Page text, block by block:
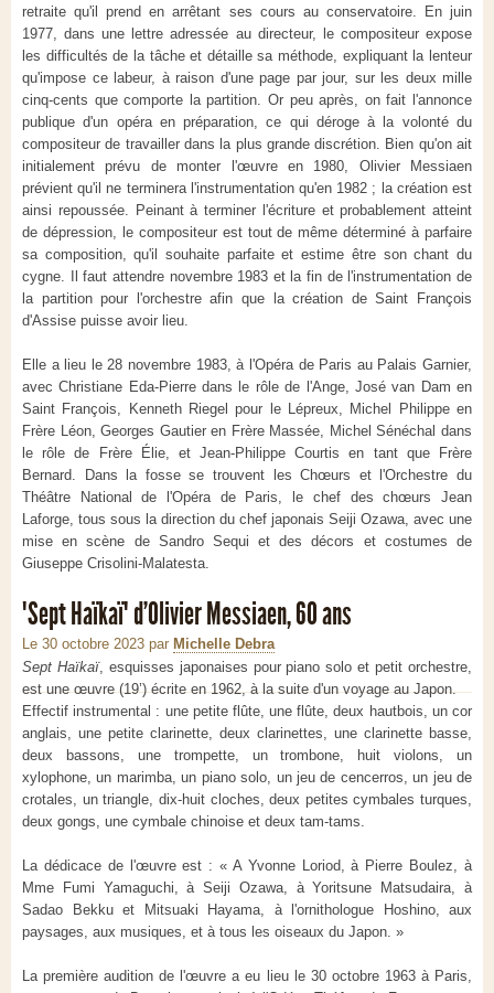
retraite qu'il prend en arrêtant ses cours au conservatoire. En juin
1977, dans une lettre adressée au directeur, le compositeur expose
les difficultés de la tâche et détaille sa méthode, expliquant la lenteur
qu'impose ce labeur, à raison d'une page par jour, sur les deux mille
cinq-cents que comporte la partition. Or peu après, on fait l'annonce
publique d'un opéra en préparation, ce qui déroge à la volonté du
compositeur de travailler dans la plus grande discrétion. Bien qu'on ait
initialement prévu de monter l'œuvre en 1980, Olivier Messiaen
prévient qu'il ne terminera l'instrumentation qu'en 1982 ; la création est
ainsi repoussée. Peinant à terminer l'écriture et probablement atteint
de dépression, le compositeur est tout de même déterminé à parfaire
sa composition, qu'il souhaite parfaite et estime être son chant du
cygne. Il faut attendre novembre 1983 et la fin de l'instrumentation de
la partition pour l'orchestre afin que la création de Saint François
d'Assise puisse avoir lieu.
Elle a lieu le 28 novembre 1983, à l'Opéra de Paris au Palais Garnier,
avec Christiane Eda-Pierre dans le rôle de l'Ange, José van Dam en
Saint François, Kenneth Riegel pour le Lépreux, Michel Philippe en
Frère Léon, Georges Gautier en Frère Massée, Michel Sénéchal dans
le rôle de Frère Élie, et Jean-Philippe Courtis en tant que Frère
Bernard. Dans la fosse se trouvent les Chœurs et l'Orchestre du
Théâtre National de l'Opéra de Paris, le chef des chœurs Jean
Laforge, tous sous la direction du chef japonais Seiji Ozawa, avec une
mise en scène de Sandro Sequi et des décors et costumes de
Giuseppe Crisolini-Malatesta.
"Sept Haïkaï" d’Olivier Messiaen, 60 ans
Le 30 octobre 2023 par Michelle Debra
Sept Haïkaï, esquisses japonaises pour piano solo et petit orchestre,
est une œuvre (19’) écrite en 1962, à la suite d'un voyage au Japon.
Effectif instrumental : une petite flûte, une flûte, deux hautbois, un cor
anglais, une petite clarinette, deux clarinettes, une clarinette basse,
deux bassons, une trompette, un trombone, huit violons, un
xylophone, un marimba, un piano solo, un jeu de cencerros, un jeu de
crotales, un triangle, dix-huit cloches, deux petites cymbales turques,
deux gongs, une cymbale chinoise et deux tam-tams.
La dédicace de l'œuvre est : « A Yvonne Loriod, à Pierre Boulez, à
Mme Fumi Yamaguchi, à Seiji Ozawa, à Yoritsune Matsudaira, à
Sadao Bekku et Mitsuaki Hayama, à l'ornithologue Hoshino, aux
paysages, aux musiques, et à tous les oiseaux du Japon. »
La première audition de l'œuvre a eu lieu le 30 octobre 1963 à Paris,